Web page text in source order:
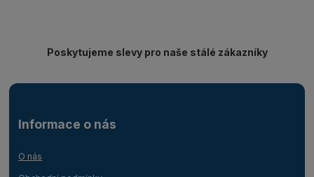
Poskytujeme slevy pro naše stálé zákazníky
Informace o nás
O nás